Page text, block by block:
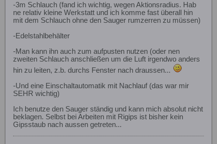
-3m Schlauch (fand ich wichtig, wegen Aktionsradius. Hab
ne relativ kleine Werkstatt und ich komme fast überall hin
mit dem Schlauch ohne den Sauger rumzerren zu müssen)
-Edelstahlbehälter
-Man kann ihn auch zum aufpusten nutzen (oder nen
zweiten Schlauch anschließen um die Luft irgendwo anders
hin zu leiten, z.b. durchs Fenster nach draussen...
-Und eine Einschaltautomatik mit Nachlauf (das war mir
SEHR wichtig)
Ich benutze den Sauger ständig und kann mich absolut nicht
beklagen. Selbst bei Arbeiten mit Rigips ist bisher kein
Gipsstaub nach aussen getreten...